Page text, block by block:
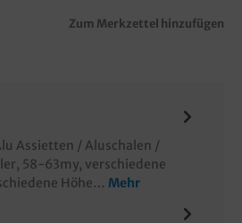
Zum Merkzettel hinzufügen
Assietten / Aluschalen /
58-63my, verschiedene
Höhe… Mehr